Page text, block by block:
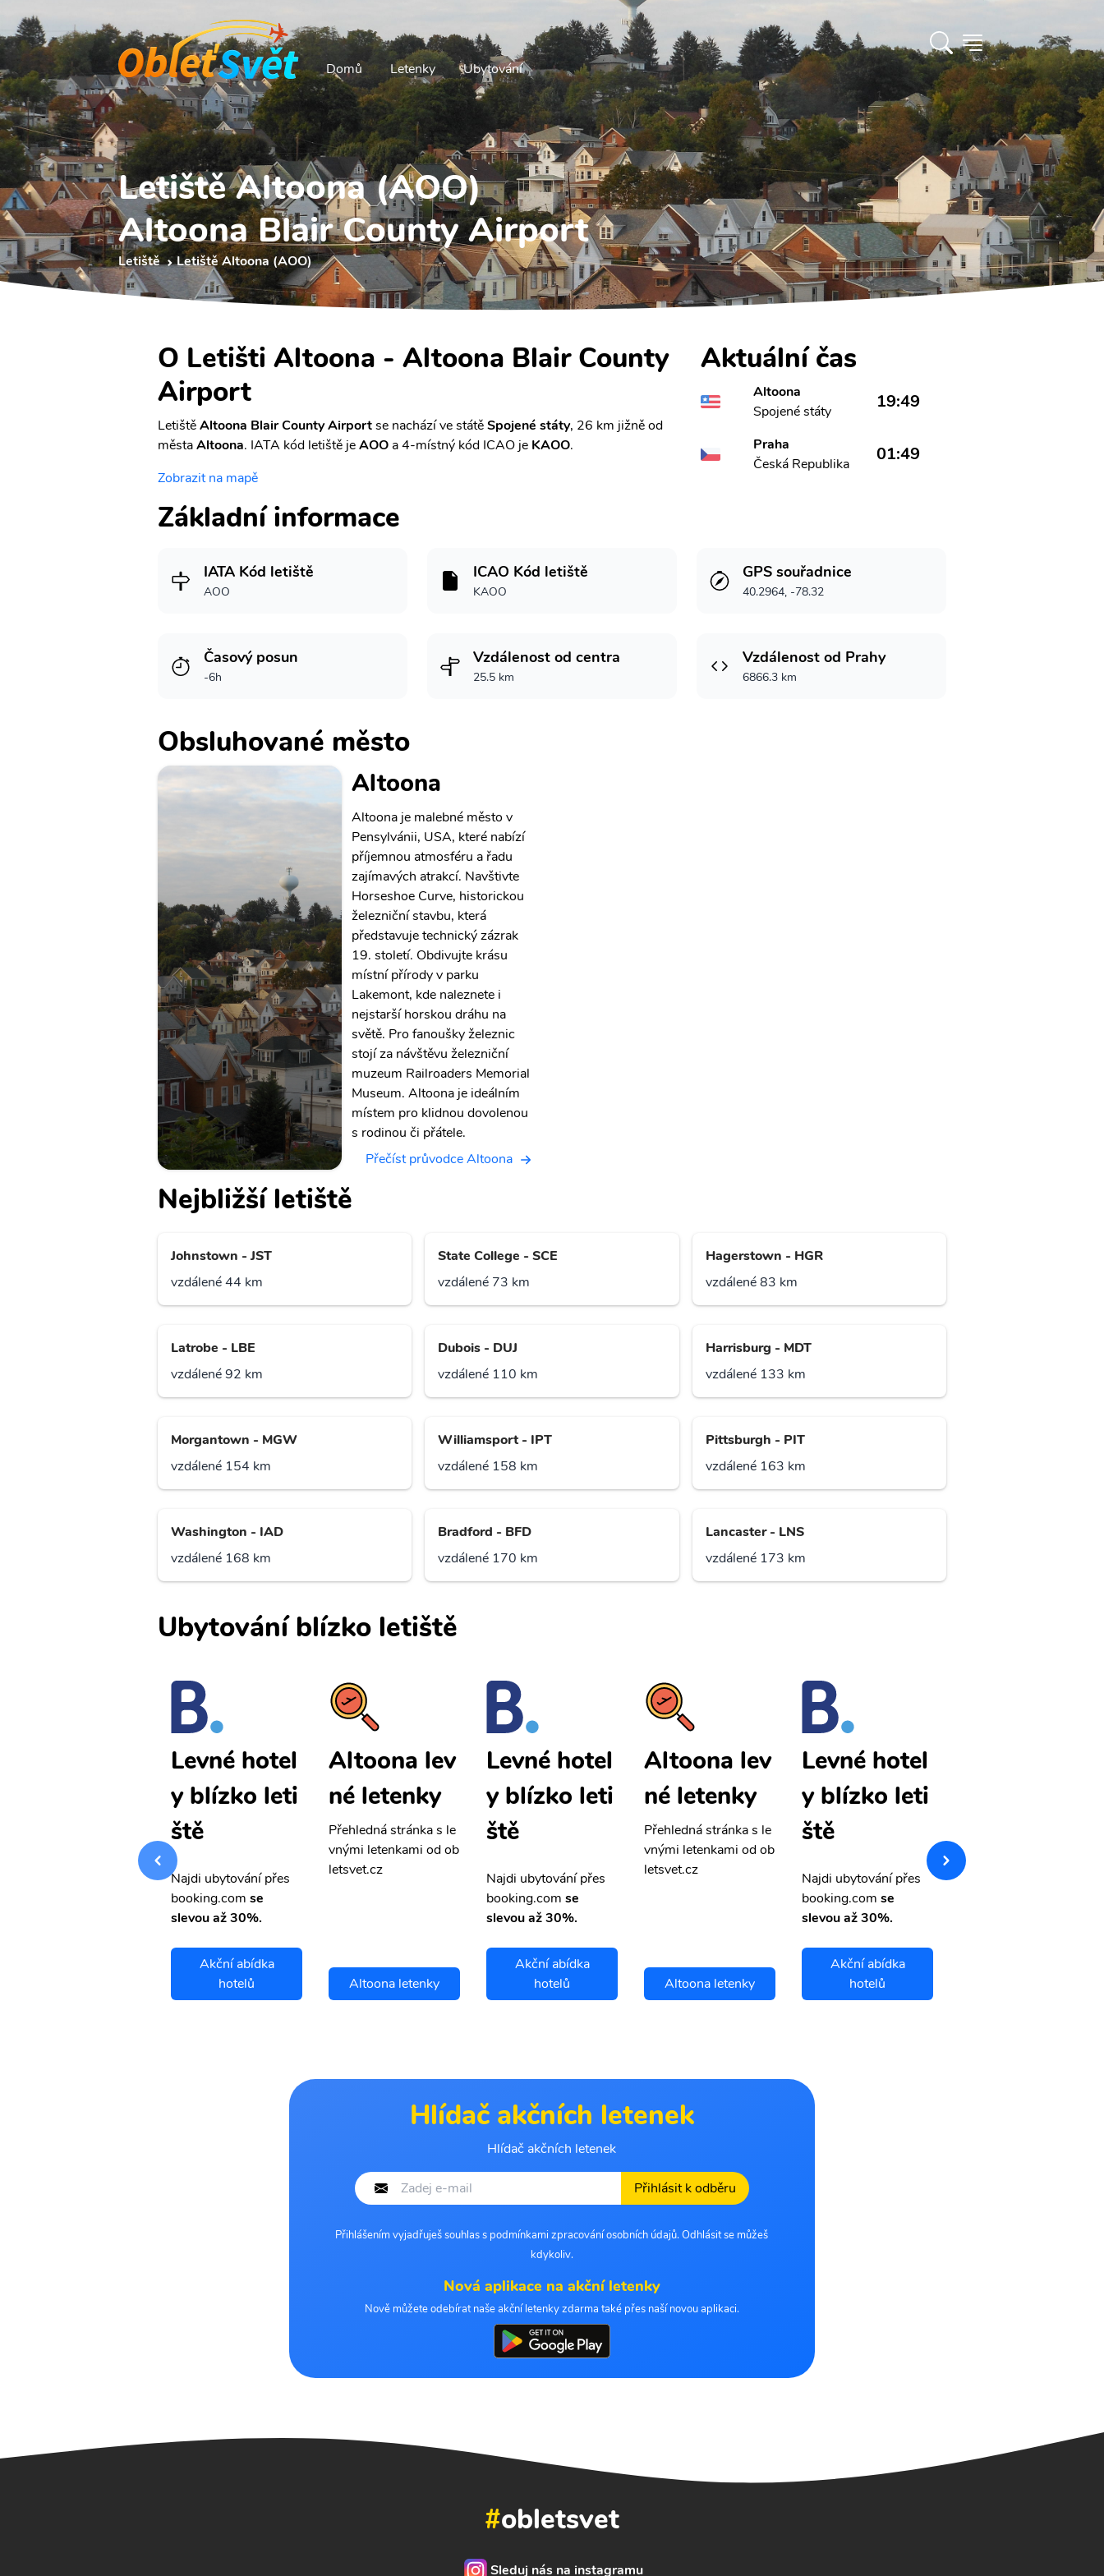
Domů Letenky Ubytování
Letiště Altoona (AOO)
Altoona Blair County Airport
Letiště Letiště Altoona (AOO)
O Letišti Altoona - Altoona Blair County
Airport
LetištěAltoona Blair County Airportse nachází ve státěSpojené státy, 26 km jižně od
městaAltoona. IATA kód letiště jeAOO a 4-místný kód ICAO je KAOO.
Zobrazit na mapě
Aktuální čas
Altoona
Spojené státy
19:49
Praha
Česká Republika
01:49
Základní informace
IATA Kód letiště
AOO
ICAO Kód letiště
KAOO
GPS souřadnice
40.2964, -78.32
Časový posun
-6h
Vzdálenost od centra
25.5 km
Vzdálenost od Prahy
6866.3 km
Obsluhované město
Altoona
Altoona je malebné město v
Pensylvánii, USA, které nabízí
příjemnou atmosféru a řadu
zajímavých atrakcí. Navštivte
Horseshoe Curve, historickou
železniční stavbu, která
představuje technický zázrak
19. století. Obdivujte krásu
místní přírody v parku
Lakemont, kde naleznete i
nejstarší horskou dráhu na
světě. Pro fanoušky železnic
stojí za návštěvu železniční
muzeum Railroaders Memorial
Museum. Altoona je ideálním
místem pro klidnou dovolenou
s rodinou či přátele.
Přečíst průvodce Altoona
Nejbližší letiště
Johnstown - JST
vzdálené 44 km
State College - SCE
vzdálené 73 km
Hagerstown - HGR
vzdálené 83 km
Latrobe - LBE
vzdálené 92 km
Dubois - DUJ
vzdálené 110 km
Harrisburg - MDT
vzdálené 133 km
Morgantown - MGW
vzdálené 154 km
Williamsport - IPT
vzdálené 158 km
Pittsburgh - PIT
vzdálené 163 km
Washington - IAD
vzdálené 168 km
Bradford - BFD
vzdálené 170 km
Lancaster - LNS
vzdálené 173 km
Ubytování blízko letiště
vnými letenkami od ob
Levné hotel
y blízko leti
ště
Najdi ubytování přes
booking.com se
slevou až 30%.
Akční abídka
hotelů
Altoona lev
né letenky
Přehledná stránka s le
vnými letenkami od ob
letsvet.cz
Altoona letenky
Levné hotel
y blízko leti
ště
Najdi ubytování přes
booking.com se
slevou až 30%.
Akční abídka
hotelů
Altoona lev
né letenky
Přehledná stránka s le
vnými letenkami od ob
letsvet.cz
Altoona letenky
Levné hotel
y blízko leti
ště
Najdi ubytování přes
booking.com se
slevou až 30%.
Akční abídka
hotelů
vnými letenkami od ob
letsvet.cz
Hlídač akčních letenek
Hlídač akčních letenek
Přihlásit k odběru
Přihlášením vyjadřuješ souhlas s podmínkami zpracování osobních údajů. Odhlásit se můžeš
kdykoliv.
Nová aplikace na akční letenky
Nově můžete odebírat naše akční letenky zdarma také přes naší novou aplikaci.
#obletsvet
Sleduj nás na instagramu